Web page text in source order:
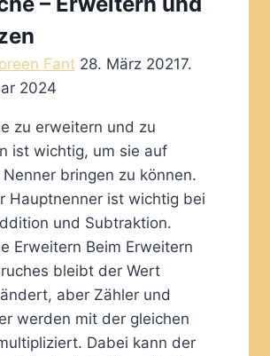
kurzer
Fant 28. März 20217.
2024
zu erweitern und zu
ist wichtig, um sie auf
Nenner bringen zu können.
Hauptnenner ist wichtig bei
und Subtraktion.
Erweitern Beim Erweitern
bleibt der Wert
aber Zähler und
werden mit der gleichen
Dabei kann der